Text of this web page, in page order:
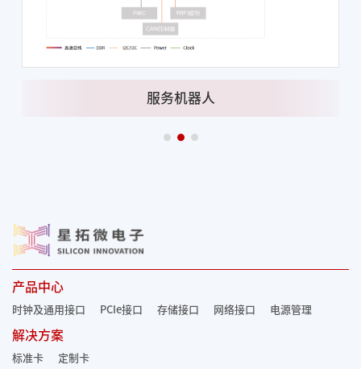
服务机器人
产品中心
时钟及通用接口 PCIe接口 存储接口 网络接口 电源管理
解决方案
标准卡 定制卡